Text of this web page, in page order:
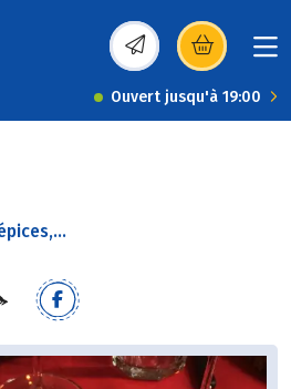
(s’ouvre dans une
Ouvert jusqu'à 19:00